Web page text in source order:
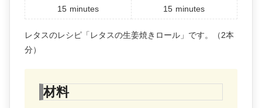
15 minutes
15 minutes
レタスのレシピ「レタスの生姜焼きロール」です。（2本
分）
材料